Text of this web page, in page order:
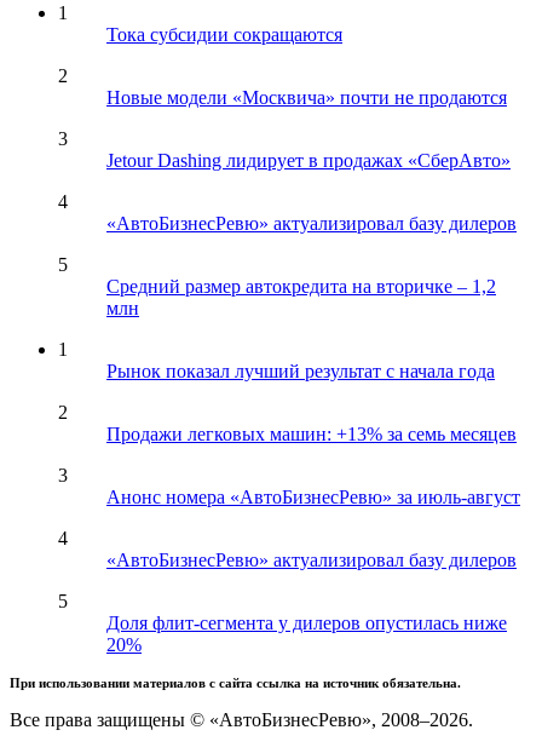
1
Тока субсидии сокращаются
2
Новые модели «Москвича» почти не продаются
3
Jetour Dashing лидирует в продажах «СберАвто»
4
«АвтоБизнесРевю» актуализировал базу дилеров
5
Средний размер автокредита на вторичке – 1,2
млн
1
Рынок показал лучший результат с начала года
2
Продажи легковых машин: +13% за семь месяцев
3
Анонс номера «АвтоБизнесРевю» за июль-август
4
«АвтоБизнесРевю» актуализировал базу дилеров
5
Доля флит-сегмента у дилеров опустилась ниже
20%
При использовании материалов с сайта ссылка на источник обязательна.
Все права защищены © «АвтоБизнесРевю», 2008–2026.